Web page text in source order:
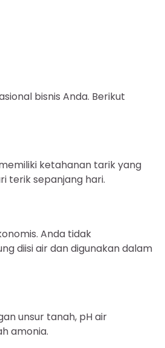
bisnis Anda. Berikut
ketahanan tarik yang
terik sepanjang hari.
Anda tidak
diisi air dan digunakan dalam
unsur tanah, pH air
amonia.